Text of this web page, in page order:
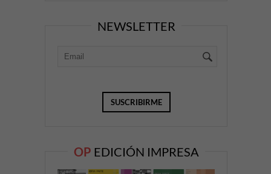
NEWSLETTER
OP EDICIÓN IMPRESA